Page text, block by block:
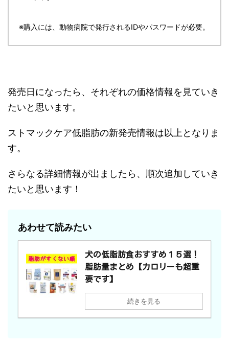
※購入には、動物病院で発行されるIDやパスワードが必要。
発売日になったら、それぞれの価格情報を見ていき
たいと思います。
ストマックケア低脂肪の新発売情報は以上となりま
す。
さらなる詳細情報が出ましたら、順次追加していき
たいと思います！
あわせて読みたい
犬の低脂肪食おすすめ１５選！
脂肪量まとめ【カロリーも超重
要です】
続きを見る